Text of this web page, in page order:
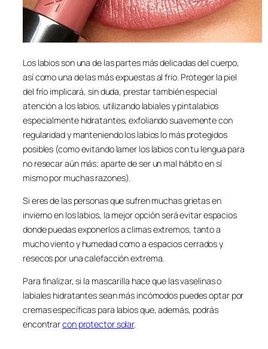
Los labios son una de las partes más delicadas del cuerpo,
así como una de las más expuestas al frío. Proteger la piel
del frío implicará, sin duda, prestar también especial
atención a los labios, utilizando labiales y pintalabios
especialmente hidratantes, exfoliando suavemente con
regularidad y manteniendo los labios lo más protegidos
posibles (como evitando lamer los labios con tu lengua para
no resecar aún más; aparte de ser un mal hábito en sí
mismo por muchas razones).
Si eres de las personas que sufren muchas grietas en
invierno en los labios, la mejor opción será evitar espacios
donde puedas exponerlos a climas extremos, tanto a
mucho viento y humedad como a espacios cerrados y
resecos por una calefacción extrema.
Para finalizar, si la mascarilla hace que las vaselinas o
labiales hidratantes sean más incómodos puedes optar por
cremas específicas para labios que, además, podrás
encontrarcon protector solar.